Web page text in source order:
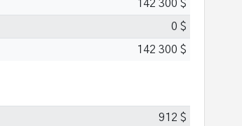
142 300 $
0 $
142 300 $
912 $